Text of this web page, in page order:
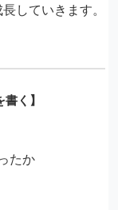
していきます。
く】
たか